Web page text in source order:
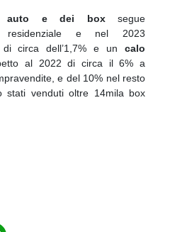
auto e dei boxsegue
residenziale e nel 2023
circa dell’1,7% e un calo
al 2022 di circa il 6% a
e del 10% nel resto
stati venduti oltre 14mila box